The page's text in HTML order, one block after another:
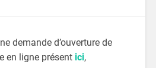
demande d’ouverture de
en ligne présent ici,